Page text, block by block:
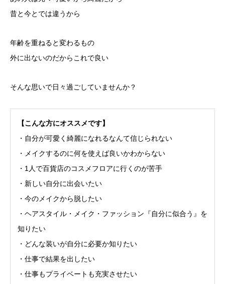
昔と今とでは違うから
年齢を重ねると変わるもの
外に出ないのだからこれで良い
そんな思いで日々過ごしていませんか？
【こんな方にオススメです】
・自分が可愛く綺麗になれるなんて信じられない
・メイクするのに何を使えば良いかわからない
・1人で百貨店のコスメフロアに行くのが苦手
・新しい自分に出会いたい
・今のメイクから脱したい
・ヘアスタイル・メイク・ファッション『自分に似合う』を
知りたい
・どんな装いが自分に必要か知りたい
・仕事で結果を出したい
・仕事もプライベートも充実させたい